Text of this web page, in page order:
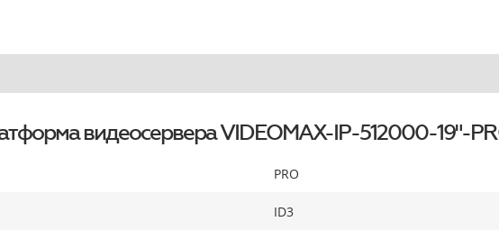
видеосервера VIDEOMAX-IP-512000-19"-
PRO
ID3